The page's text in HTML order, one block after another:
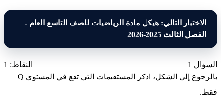
الاختبار التالي: هيكل مادة الرياضيات للصف التاسع العام -
الفصل الثالث 2025-2026
السؤال 1
النقاط: 1
بالرجوع إلى الشكل، اذكر المستقيمات التي تقع في المستوى Q
فقط.